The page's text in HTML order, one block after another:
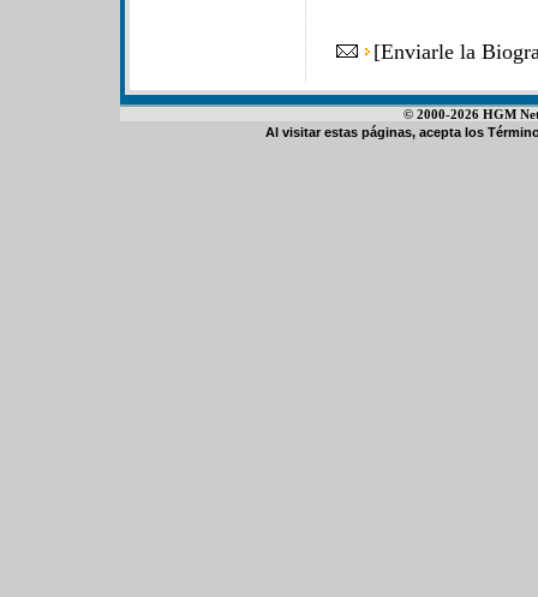
[Enviarle la
© 2000-2026 HGM
Al visitar estas páginas, acepta los